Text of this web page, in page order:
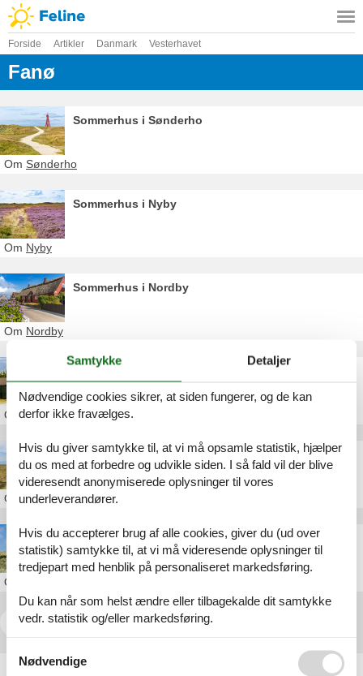
Forside Artikler Danmark Vesterhavet
Fanø
Sommerhus i Sønderho
Om Sønderho
Sommerhus i Nyby
Om Nyby
Sommerhus i Nordby
Om Nordby
Sommerhus i Rindby
OmRindby
Sommerhus i Fanø Bad
OmFanø Bad
Sommerhus på Fanø
Om
<< < ... 9 10 11 12
Artikeltyper
Samtykke Detaljer
Nødvendige cookies sikrer, at siden fungerer, og de kan
derfor ikke fravælges.
Hvis du giver samtykke til, at vi må opsamle statistik, hjælper
du os med at forbedre og udvikle siden. I så fald vil der blive
videresendt anonymiserede oplysninger til vores
underleverandører.
Hvis du accepterer brug af alle cookies, giver du (ud over
statistik) samtykke til, at vi må videresende oplysninger til
tredjepart med henblik på personaliseret markedsføring.
Du kan når som helst ændre eller tilbagekalde dit samtykke
vedr. statistik og/eller markedsføring.
Nødvendige